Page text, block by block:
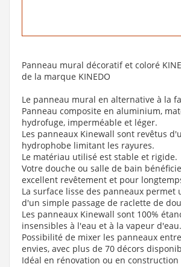
Panneau mural décoratif et coloré
de la marque KINEDO
Le panneau mural en alternative à la
Panneau composite en aluminium,
hydrofuge, imperméable et léger.
Les panneaux Kinewall sont revêtus
hydrophobe limitant les rayures.
Le matériau utilisé est stable et rigide.
Votre douche ou salle de bain
excellent revêtement et pour
La surface lisse des panneaux permet
d'un simple passage de raclette de
Les panneaux Kinewall sont 100%
insensibles à l'eau et à la vapeur d'eau.
Possibilité de mixer les panneaux
envies, avec plus de 70 décors
Idéal en rénovation ou en construction